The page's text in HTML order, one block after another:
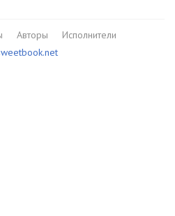
Авторы
Исполнители